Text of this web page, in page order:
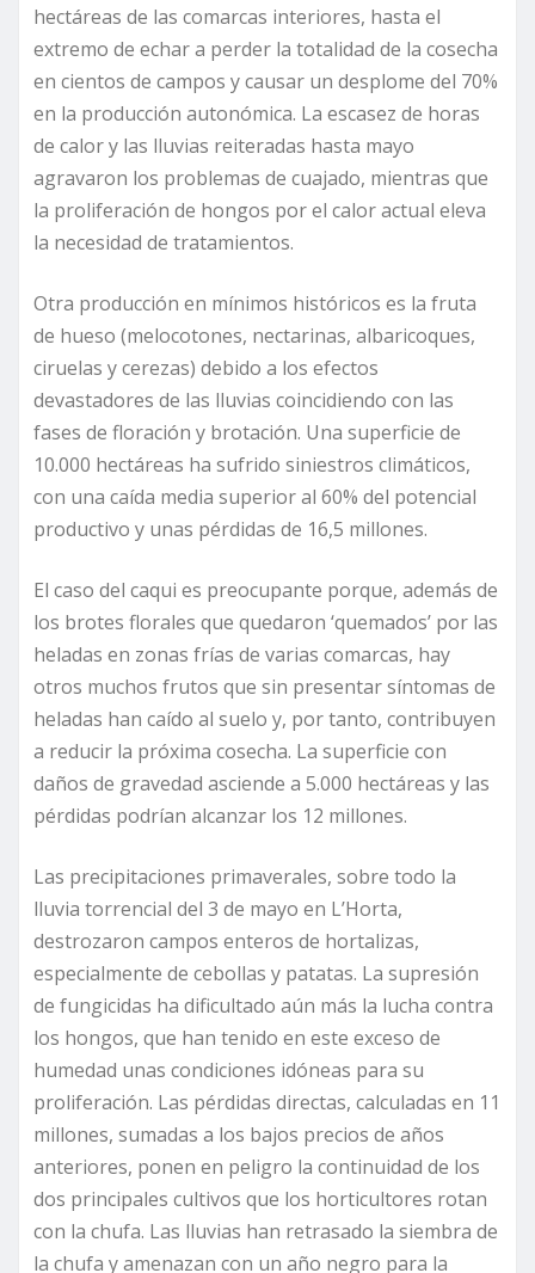
hectáreas de las comarcas interiores, hasta el
extremo de echar a perder la totalidad de la cosecha
en cientos de campos y causar un desplome del 70%
en la producción autonómica. La escasez de horas
de calor y las lluvias reiteradas hasta mayo
agravaron los problemas de cuajado, mientras que
la proliferación de hongos por el calor actual eleva
la necesidad de tratamientos.
Otra producción en mínimos históricos es la fruta
de hueso (melocotones, nectarinas, albaricoques,
ciruelas y cerezas) debido a los efectos
devastadores de las lluvias coincidiendo con las
fases de floración y brotación. Una superficie de
10.000 hectáreas ha sufrido siniestros climáticos,
con una caída media superior al 60% del potencial
productivo y unas pérdidas de 16,5 millones.
El caso del caqui es preocupante porque, además de
los brotes florales que quedaron ‘quemados’ por las
heladas en zonas frías de varias comarcas, hay
otros muchos frutos que sin presentar síntomas de
heladas han caído al suelo y, por tanto, contribuyen
a reducir la próxima cosecha. La superficie con
daños de gravedad asciende a 5.000 hectáreas y las
pérdidas podrían alcanzar los 12 millones.
Las precipitaciones primaverales, sobre todo la
lluvia torrencial del 3 de mayo en L’Horta,
destrozaron campos enteros de hortalizas,
especialmente de cebollas y patatas. La supresión
de fungicidas ha dificultado aún más la lucha contra
los hongos, que han tenido en este exceso de
humedad unas condiciones idóneas para su
proliferación. Las pérdidas directas, calculadas en 11
millones, sumadas a los bajos precios de años
anteriores, ponen en peligro la continuidad de los
dos principales cultivos que los horticultores rotan
con la chufa. Las lluvias han retrasado la siembra de
la chufa y amenazan con un año negro para la